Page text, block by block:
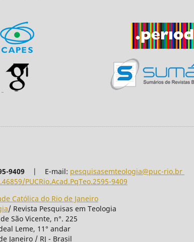
9409 | E-mail: pesquisasemteologia@puc-rio.br
PUCRio.Acad.PqTeo.2595-9409
Católica do Rio de Janeiro
/ Revista Pesquisas em Teologia
São Vicente, n°. 225
Leme, 11° andar
Janeiro / RJ - Brasil